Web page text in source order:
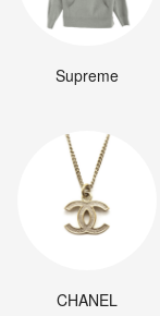
Supreme
CHANEL